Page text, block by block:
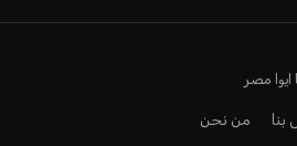
مصر
بنا من نحن